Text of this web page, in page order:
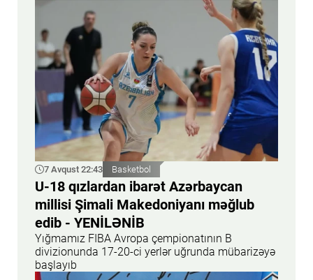
7 Avqust 22:43 Basketbol
U-18 qızlardan ibarət Azərbaycan
millisi Şimali Makedoniyanı məğlub
edib - YENİLƏNİB
Yığmamız FIBA Avropa çempionatının B
divizionunda 17-20-ci yerlər uğrunda mübarizəyə
başlayıb